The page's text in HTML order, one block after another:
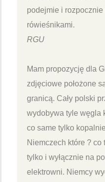
podejmie i
rówieśnikami.
RGU
Mam propozycję dla
zdjęciowe położone
granicą. Cały polski
wydobywa tyle węgla
co same tylko
Niemczech które ?
tylko i wyłącznie na
elektrowni. Niemcy